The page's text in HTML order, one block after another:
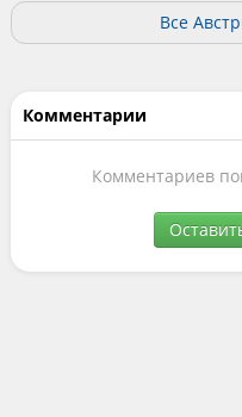
Все
Комментарии
Комментариев